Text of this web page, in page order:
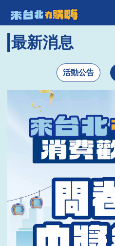
跳到主要內容區塊
最新消息
活動公告